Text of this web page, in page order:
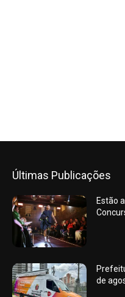
Últimas Publicações
Estão
de